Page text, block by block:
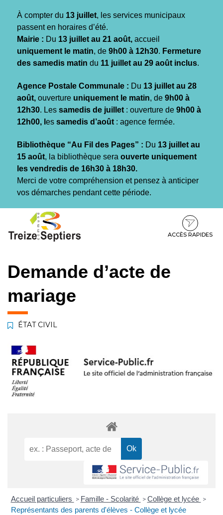
À compter du 13 juillet, les services municipaux
passent en horaires d’été.
Mairie : Du 13 juillet au 21 août, accueil
uniquement le matin, de 9h00 à 12h30. Fermeture
des samedis matin du 11 juillet au 29 août inclus.
Agence Postale Communale : Du 13 juillet au 28
août, ouverture uniquement le matin, de 9h00 à
12h30. Les samedis de juillet : ouverture de 9h00 à
12h00, l es samedis d’août : agence fermée.
Bibliothèque “Au Fil des Pages” : Du 13 juillet au
15 août, la bibliothèque sera ouverte uniquement
les vendredis de 16h30 à 18h30.
Merci de votre compréhension et pensez à anticiper
vos démarches pendant cette période.
contenu
pied
ACCÈS RAPIDES
Demande d’acte de
mariage
ÉTAT CIVIL
Accueil particuliers > Famille - Scolarité > Collège et lycée >
Représentants des parents d'élèves - Collège et lycée